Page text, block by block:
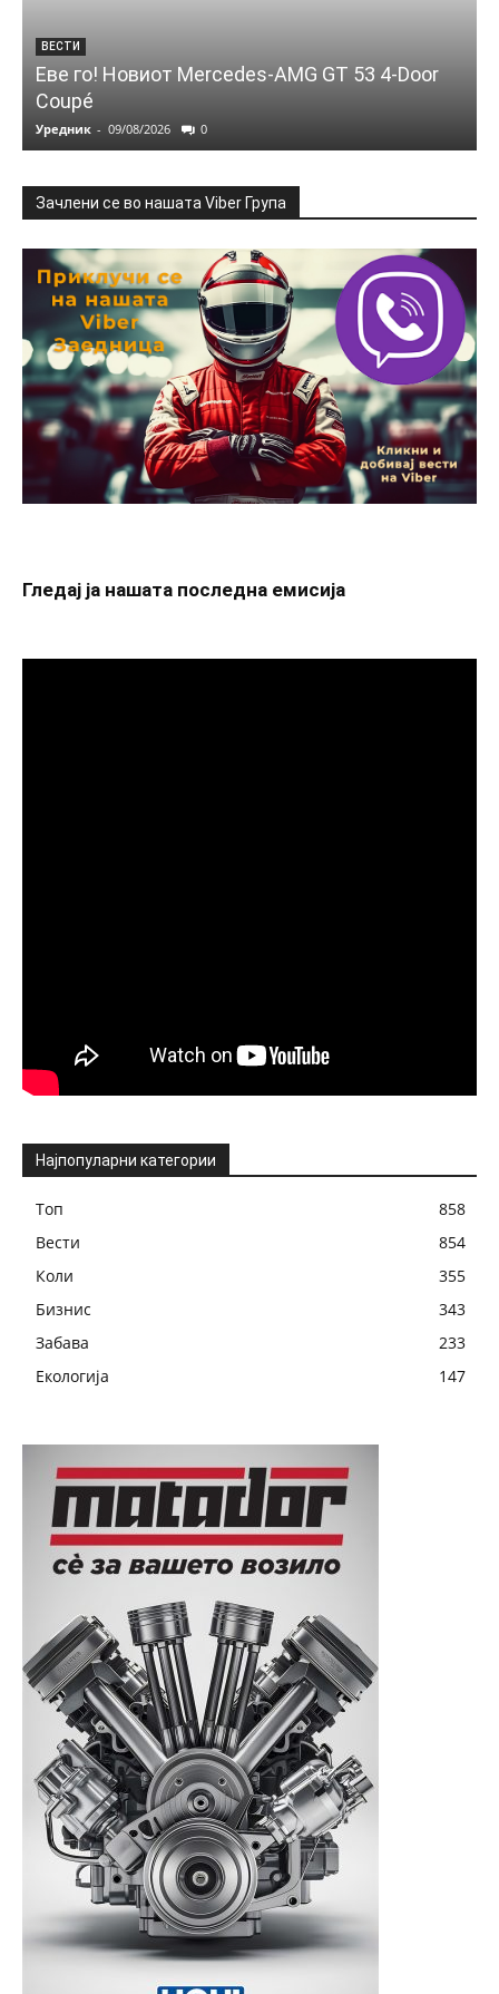
ВЕСТИ
Еве го! Новиот Mercedes‑AMG GT 53 4‑Door
Coupé
Уредник - 09/08/2026 0
Зачлени се во нашата Viber Група
Гледај ја нашата последна емисија
Најпопуларни категории
Топ
858
Вести
854
Коли
355
Бизнис
343
Забава
233
Екологија
147